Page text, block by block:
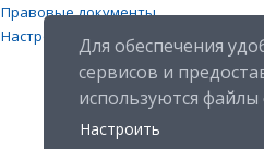
Правовые документы
Настройка файлов cookies
Для обеспечения
сервисов и
используются файлы
Настроить